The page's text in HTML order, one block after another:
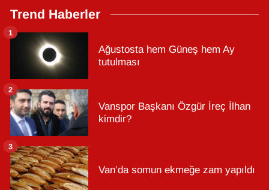
Trend Haberler
Ağustosta hem Güneş hem Ay
tutulması
1
Vanspor Başkanı Özgür İreç İlhan
kimdir?
2
Van’da somun ekmeğe zam yapıldı
3